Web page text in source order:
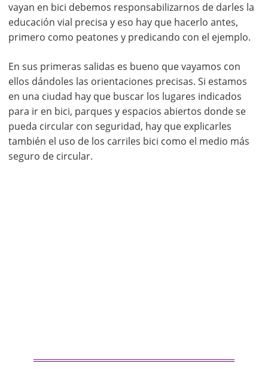
vayan en bici debemos responsabilizarnos de darles la
educación vial precisa y eso hay que hacerlo antes,
primero como peatones y predicando con el ejemplo.
En sus primeras salidas es bueno que vayamos con
ellos dándoles las orientaciones precisas. Si estamos
en una ciudad hay que buscar los lugares indicados
para ir en bici, parques y espacios abiertos donde se
pueda circular con seguridad, hay que explicarles
también el uso de los carriles bici como el medio más
seguro de circular.